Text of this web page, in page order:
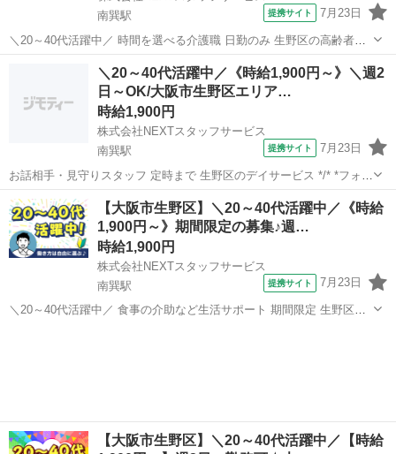
南巽駅
提携サイト 7月23日
＼20～40代活躍中／ 時間を選べる介護職 日勤のみ 生野区の高齢者向
け住宅 */* *週2日からOK!日勤のみで、ワークライフバランスが取りや
介護
＼20～40代活躍中／《時給1,900円～》＼週2
日～OK/大阪市生野区エリア…
時給1,900円
株式会社NEXTスタッフサービス
南巽駅
提携サイト 7月23日
お話相手・見守りスタッフ 定時まで 生野区のデイサービス */* *フォロ
ー体制ばっちりの環境で働ける!* *人気の日勤ワーク* *＼* ゆとりのあ
る人員体制で、ブランクのある方や経験が少ない方でも安心◎ 利用者
さんが安...
大阪 南巽駅 介護
【大阪市生野区】＼20～40代活躍中／《時給
1,900円～》期間限定の募集♪週…
時給1,900円
株式会社NEXTスタッフサービス
南巽駅
提携サイト 7月23日
＼20～40代活躍中／ 食事の介助など生活サポート 期間限定 生野区の
【大阪市生野区】＼20～40代活躍中／【時給